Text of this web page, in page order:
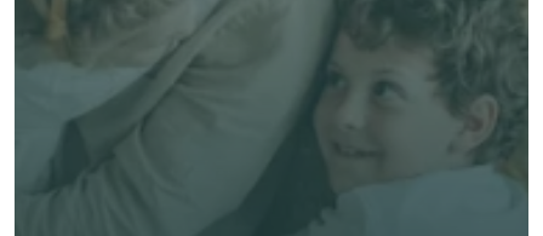
了解 Alea 賣點
免費獲得個人化專屬報價
專業客觀建議，全程貼心跟進
節省時間與保費成本，享無憂投保體驗
立即獲取獨立客觀建議